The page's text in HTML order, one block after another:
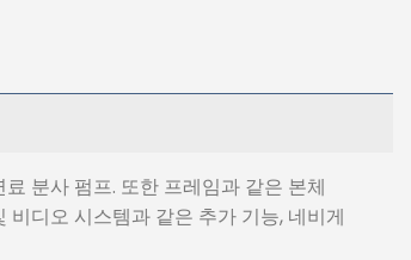
분사 펌프. 또한 프레임과 같은 본체
비디오 시스템과 같은 추가 기능, 네비게